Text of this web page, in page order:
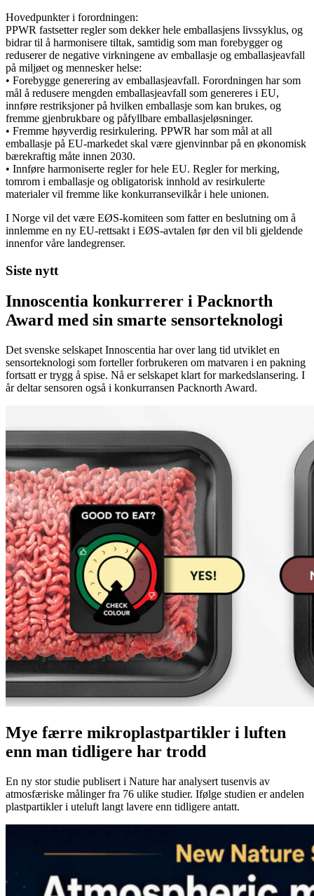
Hovedpunkter i forordningen:
PPWR fastsetter regler som dekker hele emballasjens livssyklus, og
bidrar til å harmonisere tiltak, samtidig som man forebygger og
reduserer de negative virkningene av emballasje og emballasjeavfall
på miljøet og mennesker helse:
• Forebygge generering av emballasjeavfall. Forordningen har som
mål å redusere mengden emballasjeavfall som genereres i EU,
innføre restriksjoner på hvilken emballasje som kan brukes, og
fremme gjenbrukbare og påfyllbare emballasjeløsninger.
• Fremme høyverdig resirkulering. PPWR har som mål at all
emballasje på EU-markedet skal være gjenvinnbar på en økonomisk
bærekraftig måte innen 2030.
• Innføre harmoniserte regler for hele EU. Regler for merking,
tomrom i emballasje og obligatorisk innhold av resirkulerte
materialer vil fremme like konkurransevilkår i hele unionen.
I Norge vil det være EØS-komiteen som fatter en beslutning om å
innlemme en ny EU-rettsakt i EØS-avtalen før den vil bli gjeldende
innenfor våre landegrenser.
Siste nytt
Innoscentia konkurrerer i Packnorth
Award med sin smarte sensorteknologi
Det svenske selskapet Innoscentia har over lang tid utviklet en
sensorteknologi som forteller forbrukeren om matvaren i en pakning
fortsatt er trygg å spise. Nå er selskapet klart for markedslansering. I
år deltar sensoren også i konkurransen Packnorth Award.
Mye færre mikroplastpartikler i luften
enn man tidligere har trodd
En ny stor studie publisert i Nature har analysert tusenvis av
atmosfæriske målinger fra 76 ulike studier. Ifølge studien er andelen
plastpartikler i uteluft langt lavere enn tidligere antatt.